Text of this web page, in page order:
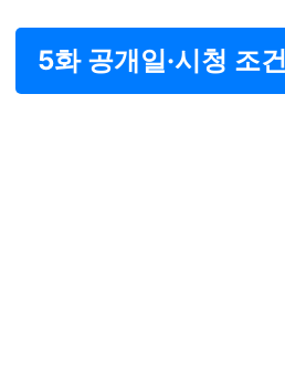
5화 공개일·시청 조건